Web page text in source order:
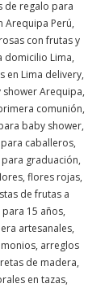
de regalo para
Arequipa Perú,
con frutas y
domicilio Lima,
en Lima delivery,
Arequipa,
comunión,
baby shower,
caballeros,
graduación,
flores rojas,
de frutas a
15 años,
artesanales,
arreglos
de madera,
en tazas,